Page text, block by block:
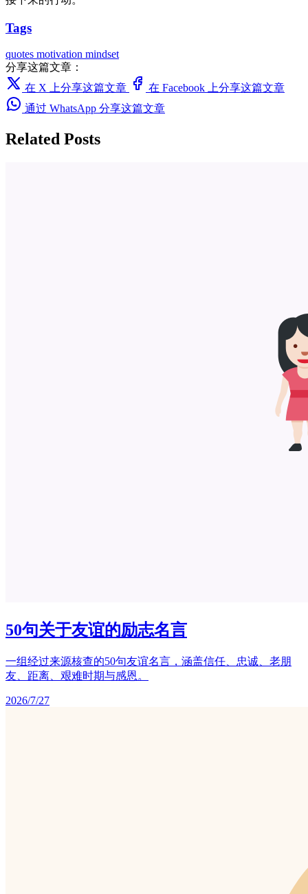
Tags
quotes motivation mindset
分享这篇文章：
在 X 上分享这篇文章
在 Facebook 上分享这篇文章
通过 WhatsApp 分享这篇文章
Related Posts
50句关于友谊的励志名言
一组经过来源核查的50句友谊名言，涵盖信任、忠诚、老朋
友、距离、艰难时期与感恩。
2026/7/27